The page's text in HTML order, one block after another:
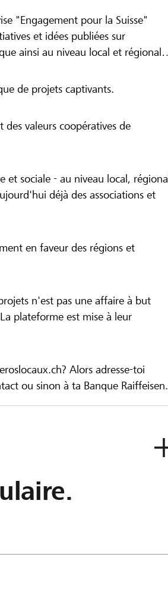
"Engagement pour la Suisse"
et idées publiées sur
ainsi au niveau local et régional
de projets captivants.
des valeurs coopératives de
et sociale - au niveau local, régional
déjà des associations et
en faveur des régions et
n'est pas une affaire à but
plateforme est mise à leur
Alors adresse-toi
ou sinon à ta Banque Raiffeisen.